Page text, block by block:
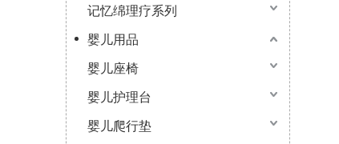
记忆绵理疗系列
婴儿用品
婴儿座椅
婴儿护理台
婴儿爬行垫